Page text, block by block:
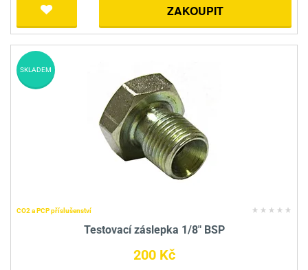
ZAKOUPIT
CO2 a PCP příslušenství
Testovací záslepka 1/8" BSP
200 Kč
SKLADEM